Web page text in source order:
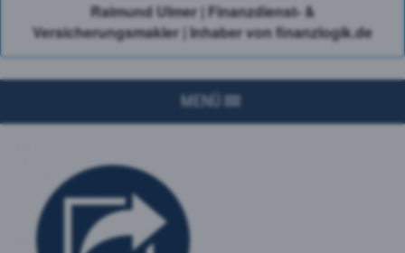
Raimund Ulmer | Finanzdienst- &
Versicherungsmakler | Inhaber von finanzlogik.de
MENÜ